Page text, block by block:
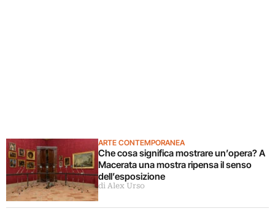
ARTE CONTEMPORANEA
Che cosa significa mostrare un’opera? A
Macerata una mostra ripensa il senso
dell’esposizione
di Alex Urso